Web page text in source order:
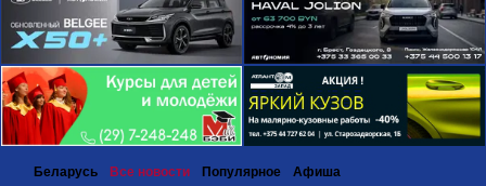
Беларусь Все новости Популярное Афиша